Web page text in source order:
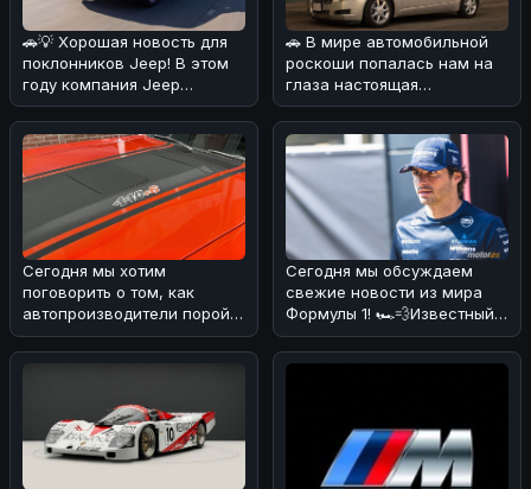
🚗💡 Хорошая новость для
поклонников Jeep! В этом
году компания Jeep
удивила своих фанатов,
решив сн
🚗 В мире автомобильной
роскоши попалась нам на
глаза настоящая
жемчужина! 💎Cadillac CTS
2008 года
Сегодня мы хотим
поговорить о том, как
автопроизводители порой
хитрят с характеристиками
своих мощны
Сегодня мы обсуждаем
свежие новости из мира
Формулы 1! 🏎️💨Известный
эксперт и бывший пилот
Формулы